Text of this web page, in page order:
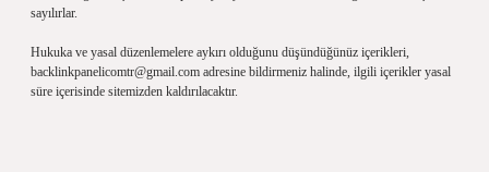
sayılırlar.
Hukuka ve yasal düzenlemelere aykırı olduğunu düşündüğünüz içerikleri,
backlinkpanelicomtr@gmail.com adresine bildirmeniz halinde, ilgili içerikler yasal
süre içerisinde sitemizden kaldırılacaktır.